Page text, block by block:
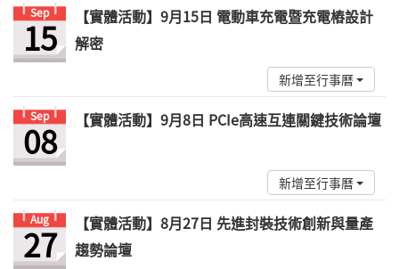
Sep
15
【實體活動】9月15日 電動車充電暨充電樁設計
解密
新增至行事曆
Sep
08 【實體活動】9月8日 PCIe高速互連關鍵技術論壇
新增至行事曆
Aug
27
【實體活動】8月27日 先進封裝技術創新與量產
趨勢論壇